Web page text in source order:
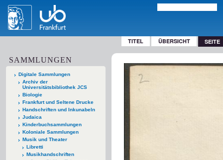
TITEL ÜBERSICHT SEITE
SAMMLUNGEN
Digitale Sammlungen
Archiv der
Universitätsbibliothek JCS
Biologie
Frankfurt und Seltene Drucke
Handschriften und Inkunabeln
Judaica
Kinderbuchsammlungen
Koloniale Sammlungen
Musik und Theater
Libretti
Musikhandschriften